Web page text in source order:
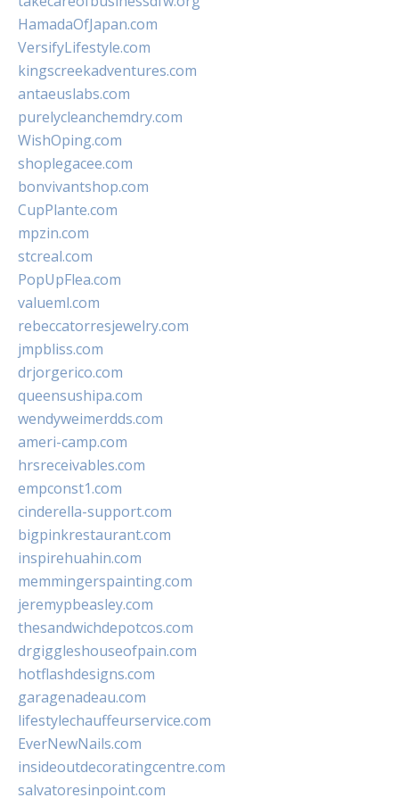
HamadaOfJapan.com
VersifyLifestyle.com
kingscreekadventures.com
antaeuslabs.com
purelycleanchemdry.com
WishOping.com
shoplegacee.com
bonvivantshop.com
CupPlante.com
mpzin.com
stcreal.com
PopUpFlea.com
valueml.com
rebeccatorresjewelry.com
jmpbliss.com
drjorgerico.com
queensushipa.com
wendyweimerdds.com
ameri-camp.com
hrsreceivables.com
empconst1.com
cinderella-support.com
bigpinkrestaurant.com
inspirehuahin.com
memmingerspainting.com
jeremypbeasley.com
thesandwichdepotcos.com
drgiggleshouseofpain.com
hotflashdesigns.com
garagenadeau.com
lifestylechauffeurservice.com
EverNewNails.com
insideoutdecoratingcentre.com
salvatoresinpoint.com